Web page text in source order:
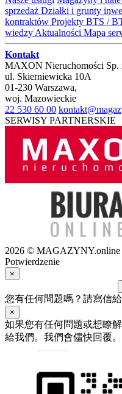
sprzedaż Działki i grunty
kontraktów Projekty BTS /
wiedzy Aktualności Mapa
Kontakt
MAXON Nieruchomości Sp.
ul. Skierniewicka 10A
01-230 Warszawa,
woj. Mazowieckie
22 530 60 00
SERWISY PARTNERSKIE
2026 © MAGAZYNY.online
Potwierdzenie
×
您有任何問題嗎？請寫信
×
如果您有任何問題或想瞭
給我們。我們會儘快回覆。